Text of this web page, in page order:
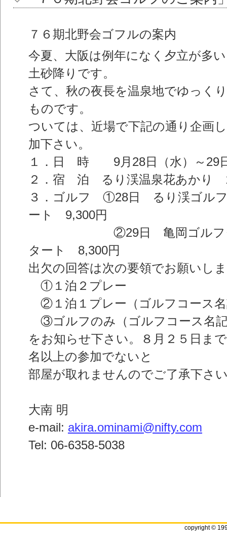
７６期北野会ゴフルの案内
今夏、大阪は例年になく夕立が多
土砂降りです。
さて、秋の夜長を温泉地でゆっく
ものです。
ついては、近場で下記の通り企画
加下さい。
１．日 時 9月28日（水）～29
２．宿 泊 るり渓温泉花あかり
３．ゴルフ ①28日 るり渓ゴル
ート 9,300円
②29日 亀岡ゴルフク
タート 8,300円
出欠の回答は次の要領でお願いし
①１泊２プレー
②１泊１プレー（ゴルフコース
③ゴルフのみ（ゴルフコース名
をお知らせ下さい。８月２５日ま
名以上の参加でないと
部屋が取れませんのでご了承下さ
大南 明
e-mail: akira.ominami@nifty.com
Tel: 06-6358-5038
copyright ©